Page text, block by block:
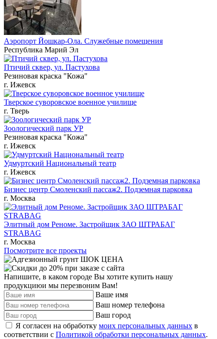
Аэропорт Йошкар-Ола. Служебные помещения
Республика Марий Эл
Птичий сквер, ул. Пастухова
Резиновая краска "Кожа"
г. Ижевск
Тверское суворовское военное училище
г. Тверь
Зоологический парк УР
Резиновая краска "Кожа"
г. Ижевск
Удмуртский Национальный театр
г. Ижевск
Бизнес центр Смоленский пассаж2. Подземная парковка
г. Москва
Элитный дом Реноме. Застройщик ЗАО ШТРАБАГ
STRABAG
г. Москва
Посмотрите все проекты
Напишите, в каком городе Вы хотите купить нашу
продукциюи мы перезвоним Вам!
Ваше имя
Ваш номер телефона
Ваш город
Я согласен на обработку моих персональных данных в
соответствии с Политикой обработки персональных данных.